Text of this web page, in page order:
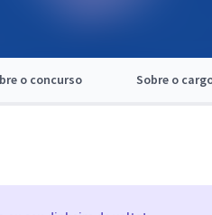
o concurso Sobre o